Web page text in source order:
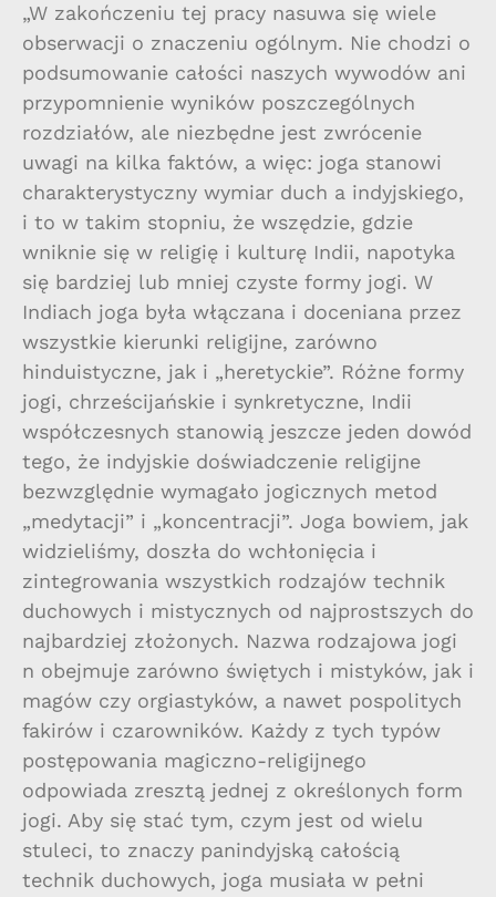
„W zakończeniu tej pracy nasuwa się wiele
obserwacji o znaczeniu ogólnym. Nie chodzi o
podsumowanie całości naszych wywodów ani
przypomnienie wyników poszczególnych
rozdziałów, ale niezbędne jest zwrócenie
uwagi na kilka faktów, a więc: joga stanowi
charakterystyczny wymiar duch a indyjskiego,
i to w takim stopniu, że wszędzie, gdzie
wniknie się w religię i kulturę Indii, napotyka
się bardziej lub mniej czyste formy jogi. W
Indiach joga była włączana i doceniana przez
wszystkie kierunki religijne, zarówno
hinduistyczne, jak i „heretyckie”. Różne formy
jogi, chrześcijańskie i synkretyczne, Indii
współczesnych stanowią jeszcze jeden dowód
tego, że indyjskie doświadczenie religijne
bezwzględnie wymagało jogicznych metod
„medytacji” i „koncentracji”. Joga bowiem, jak
widzieliśmy, doszła do wchłonięcia i
zintegrowania wszystkich rodzajów technik
duchowych i mistycznych od najprostszych do
najbardziej złożonych. Nazwa rodzajowa jogi
n obejmuje zarówno świętych i mistyków, jak i
magów czy orgiastyków, a nawet pospolitych
fakirów i czarowników. Każdy z tych typów
postępowania magiczno-religijnego
odpowiada zresztą jednej z określonych form
jogi. Aby się stać tym, czym jest od wielu
stuleci, to znaczy panindyjską całością
technik duchowych, joga musiała w pełni